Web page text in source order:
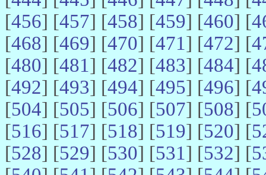
[456] [457] [458] [459] [460] [
[468] [469] [470] [471] [472] [
[480] [481] [482] [483] [484] [
[492] [493] [494] [495] [496] [
[504] [505] [506] [507] [508] [
[516] [517] [518] [519] [520] [
[528] [529] [530] [531] [532] [